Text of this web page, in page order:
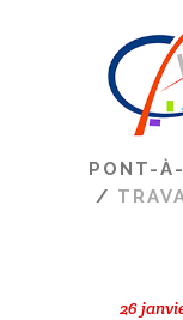
PONT-
/
26